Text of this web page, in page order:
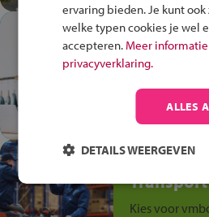
In de
plek!
op de
anders is!
Jouw
Kies voor
ervaring bieden. Je kunt
welke typen cookies je wel
accepteren. Meer
privacyverklaring.
ALLES
DETAILS WEERGEVEN